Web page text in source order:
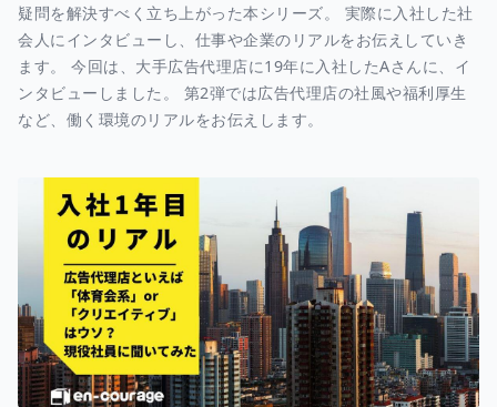
疑問を解決すべく立ち上がった本シリーズ。 実際に入社した社
会人にインタビューし、仕事や企業のリアルをお伝えしていき
ます。 今回は、大手広告代理店に19年に入社したAさんに、イ
ンタビューしました。 第2弾では広告代理店の社風や福利厚生
など、働く環境のリアルをお伝えします。